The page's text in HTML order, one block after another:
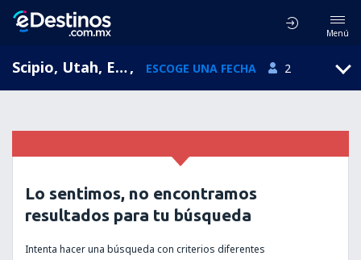
Menú
Scipio, Utah, Estados Unidos, ESCOGE UNA FECHA 2
Lo sentimos, no encontramos
resultados para tu búsqueda
Intenta hacer una búsqueda con criterios diferentes